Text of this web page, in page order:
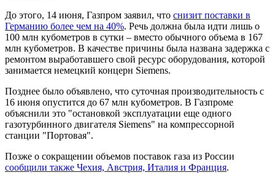
До этого, 14 июня, Газпром заявил, что снизит поставки в
Германию более чем на 40%. Речь должна была идти лишь о
100 млн кубометров в сутки – вместо обычного объема в 167
млн кубометров. В качестве причины была названа задержка с
ремонтом выработавшего свой ресурс оборудования, которой
занимается немецкий концерн Siemens.
Позднее было объявлено, что суточная производительность с
16 июня опустится до 67 млн кубометров. В Газпроме
объяснили это "остановкой эксплуатации еще одного
газотурбинного двигателя Siemens" на компрессорной
станции "Портовая".
Позже о сокращении объемов поставок газа из России
сообщили также Чехия, Австрия, Италия и Франция.